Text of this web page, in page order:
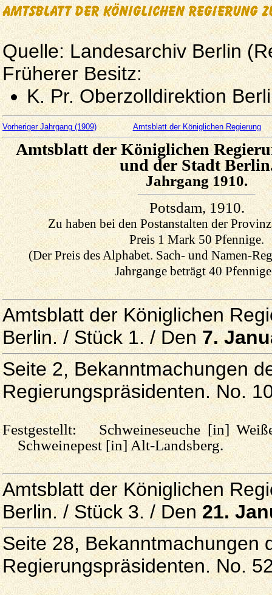
Quelle: Landesarchiv Berlin
Früherer Besitz:
K. Pr. Oberzolldirektion
Vorheriger Jahrgang (1909) Amtsblatt der Königlichen Regierung
Amtsblatt der Königlichen
und der Stadt
Jahrgang 1910.
Potsdam, 1910.
Zu haben bei den Postanstalten der
Preis 1 Mark 50 Pfennige.
(Der Preis des Alphabet. Sach- und Namen-
Jahrgange beträgt 40
Amtsblatt der Königlichen
Berlin. / Stück 1. / Den7.
Seite 2, Bekanntmachungen
Regierungspräsidenten. No.
Festgestellt: Schweineseuche [in]
Schweinepest [in] Alt-Landsberg.
Amtsblatt der Königlichen
Berlin. / Stück 3. / Den21.
Seite 28, Bekanntmachungen
Regierungspräsidenten. No.